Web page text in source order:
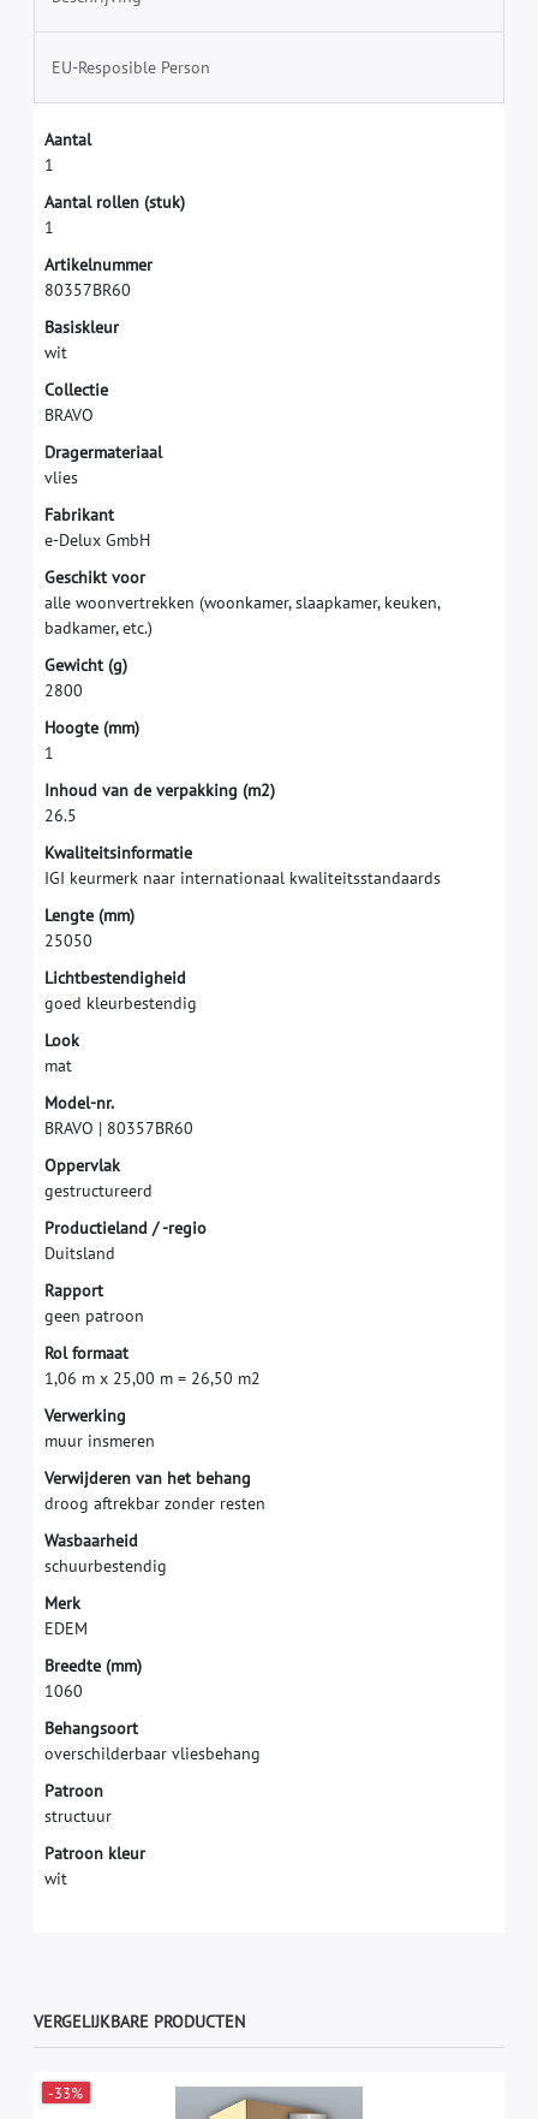
EU-Resposible Person
Aantal
1
Aantal rollen (stuk)
1
Artikelnummer
80357BR60
Basiskleur
wit
Collectie
BRAVO
Dragermateriaal
vlies
Fabrikant
e-Delux GmbH
Geschikt voor
alle woonvertrekken (woonkamer, slaapkamer, keuken,
badkamer, etc.)
Gewicht (g)
2800
Hoogte (mm)
1
Inhoud van de verpakking (m2)
26.5
Kwaliteitsinformatie
IGI keurmerk naar internationaal kwaliteitsstandaards
Lengte (mm)
25050
Lichtbestendigheid
goed kleurbestendig
Look
mat
Model-nr.
BRAVO | 80357BR60
Oppervlak
gestructureerd
Productieland /-regio
Duitsland
Rapport
geen patroon
Rol formaat
1,06 m x 25,00 m = 26,50 m2
Verwerking
muur insmeren
Verwijderen van het behang
droog aftrekbar zonder resten
Wasbaarheid
schuurbestendig
Merk
EDEM
Breedte (mm)
1060
Behangsoort
overschilderbaar vliesbehang
Patroon
structuur
Patroon kleur
wit
VERGELIJKBARE PRODUCTEN
-33%